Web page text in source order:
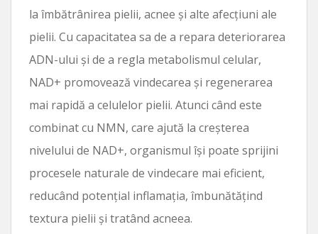
la îmbătrânirea pielii, acnee și alte afecțiuni ale
pielii. Cu capacitatea sa de a repara deteriorarea
ADN-ului și de a regla metabolismul celular,
NAD+ promovează vindecarea și regenerarea
mai rapidă a celulelor pielii. Atunci când este
combinat cu NMN, care ajută la creșterea
nivelului de NAD+, organismul își poate sprijini
procesele naturale de vindecare mai eficient,
reducând potențial inflamația, îmbunătățind
textura pielii și tratând acneea.